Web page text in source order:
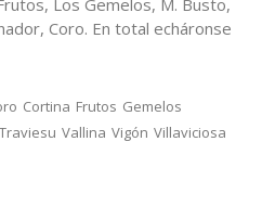
Los Gemelos, M. Busto,
Coro. En total echáronse
Cortina Frutos Gemelos
Traviesu Vallina Vigón Villaviciosa